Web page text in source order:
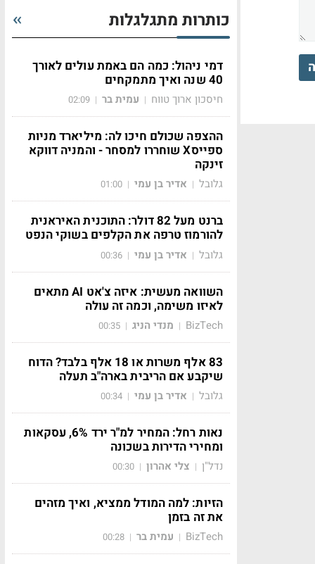
כותרות מתגלגלות
דמי ניהול: כמה הם באמת עולים לאורך
40 שנה ואיך מתמקחים
חיסכון ארוך טווח | עמית בר |
02:09
ההצפה שכולם חיכו לה: מיליארד מניות
ספייסX שוחררו למסחר - והמניה דווקא
זינקה
גלובל | אדיר בן עמי |
01:00
ברנט מעל 82 דולר: התוכנית האיראנית
להורמוז טרפה את הקלפים בשוקי הנפט
גלובל | אדיר בן עמי |
00:36
השוואה מעשית: איזה צ'אט AI מתאים
לאיזו משימה, וכמה זה עולה
BizTech
| מנדי הניג |
00:35
83 אלף משרות או 18 אלף בלבד? הדוח
שיקבע אם הריבית בארה"ב תעלה
גלובל | אדיר בן עמי |
00:34
נאות רחל: המחיר למ"ר ירד 6%, עסקאות
ומחירי הדירות בשכונה
נדל"ן | צלי אהרון |
00:30
הזיות: למה המודל ממציא, ואיך מזהים
את זה בזמן
BizTech
| עמית בר |
00:28